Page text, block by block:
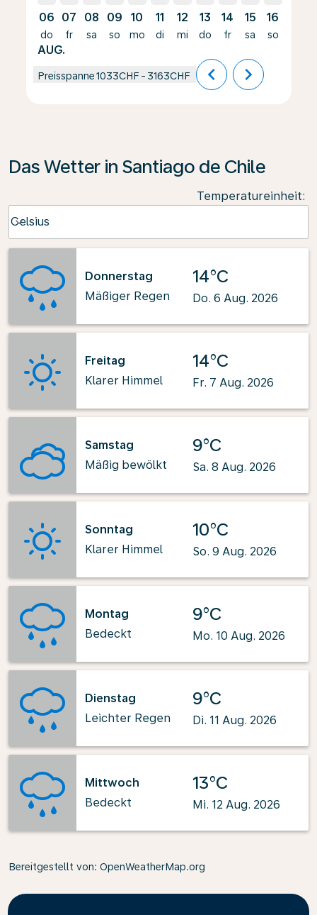
06
do
AUG.
07
fr
08
sa
09
so
10
mo
11
di
12
mi
13
do
14
fr
15
sa
16
so
Preisspanne1033CHF - 3163CHF chevron_left chevron_right
Das Wetter in Santiago de Chile
Temperatureinheit:
Celsius
keyboard_arrow_down
Donnerstag
Mäßiger Regen
14°C
Do. 6 Aug. 2026
Freitag
Klarer Himmel
14°C
Fr. 7 Aug. 2026
Samstag
Mäßig bewölkt
9°C
Sa. 8 Aug. 2026
Sonntag
Klarer Himmel
10°C
So. 9 Aug. 2026
Montag
Bedeckt
9°C
Mo. 10 Aug. 2026
Dienstag
Leichter Regen
9°C
Di. 11 Aug. 2026
Mittwoch
Bedeckt
13°C
Mi. 12 Aug. 2026
Bereitgestellt von: OpenWeatherMap.org